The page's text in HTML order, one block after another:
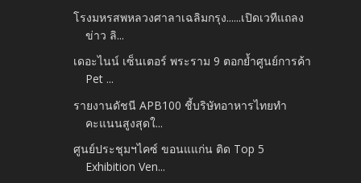
โรงมหรสพหลวงศาลาเฉลิมกรุง......เปิดเวทีแถลง
ข่าว ลิ...
เดอะไนน์ เซ็นเตอร์ พระราม 9 ตอกย้ำศูนย์การค้า
Pet ...
รายงานดัชนี APB100 ชี้บริษัทอาหารไทยทำ
คะแนนสูงสุดใ...
ศูนย์ประชุมฯไคซ์ ขอนแแก่น ติด Top 5
Exhibition Ven...